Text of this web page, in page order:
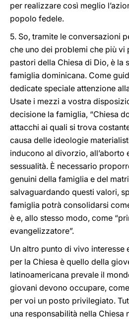
per realizzare così meglio
popolo fedele.
5. So, tramite le conversazioni
che uno dei problemi che più vi
pastori della Chiesa di Dio, è la
famiglia dominicana. Come
dedicate speciale attenzione
Usate i mezzi a vostra
decisione la famiglia, “Chiesa
attacchi ai quali si trova
causa delle ideologie
inducono al divorzio, all’aborto
sessualità. È necessario
genuini della famiglia e del
salvaguardando questi valori,
famiglia potrà consolidarsi
è e, allo stesso modo, come
evangelizzatore”.
Un altro punto di vivo interesse
per la Chiesa è quello della
latinoamericana prevale il
giovani devono occupare,
per voi un posto privilegiato.
una responsabilità nella Chiesa